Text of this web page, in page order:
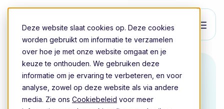
Deze website slaat cookies op. Deze cookies
worden gebruikt om informatie te verzamelen
over hoe je met onze website omgaat en je
keuze te onthouden. We gebruiken deze
informatie om je ervaring te verbeteren, en voor
analyse, zowel op deze website als via andere
media. Zie ons Cookiebeleid voor meer
Gemeentelijke dienstverlening
Snelle en